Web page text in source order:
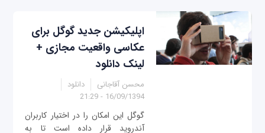
اپلیکیشن جدید گوگل برای
عکاسی واقعیت مجازی +
لینک دانلود
محسن آقاجانی
دانلود
16/09/1394 - 21:29
گوگل این امکان را در اختیار کاربران
آندروید قرار داده است تا به